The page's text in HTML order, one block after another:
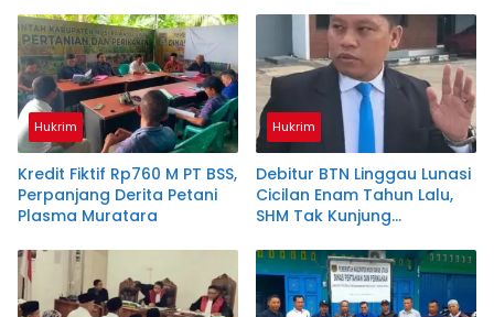
Hukrim
Kredit Fiktif Rp760 M PT BSS,
Perpanjang Derita Petani
Plasma Muratara
Hukrim
Debitur BTN Linggau Lunasi
Cicilan Enam Tahun Lalu,
SHM Tak Kunjung